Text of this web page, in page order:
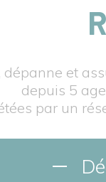
dépanne et
depuis 5
par un